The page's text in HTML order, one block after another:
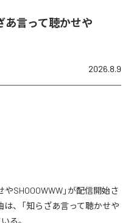
あ言って聴かせや
2026.8.9
SHOOOWWW」が配信開始さ
、「知らざあ言って聴かせや